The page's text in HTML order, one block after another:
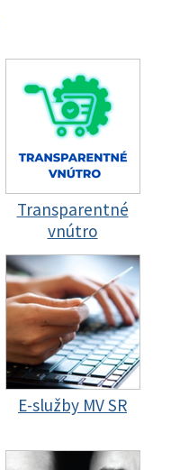
Transparentné
vnútro
E-služby MV SR